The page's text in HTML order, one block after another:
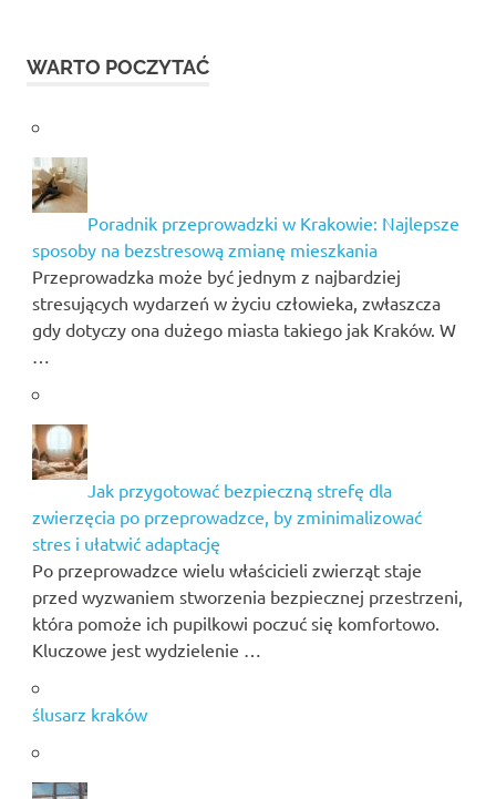
WARTO POCZYTAĆ
Poradnik przeprowadzki w Krakowie: Najlepsze
sposoby na bezstresową zmianę mieszkania
Przeprowadzka może być jednym z najbardziej
stresujących wydarzeń w życiu człowieka, zwłaszcza
gdy dotyczy ona dużego miasta takiego jak Kraków. W
Jak przygotować bezpieczną strefę dla
zwierzęcia po przeprowadzce, by zminimalizować
stres i ułatwić adaptację
Po przeprowadzce wielu właścicieli zwierząt staje
przed wyzwaniem stworzenia bezpiecznej przestrzeni,
która pomoże ich pupilkowi poczuć się komfortowo.
Kluczowe jest wydzielenie …
ślusarz kraków